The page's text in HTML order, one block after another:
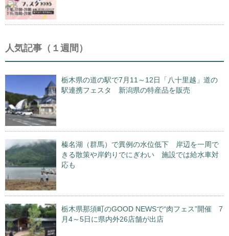
人気記事（１週間）
栃木県の道の駅で7月11～12日「八十里越」道の
駅連携フェスタ 新潟県の特産品を販売
榛名湖（群馬）で異例の水位低下 岸辺を一周で
きる散策や岸釣りでにぎわい 施設では給水車対
応も
栃木県那須町のGOOD NEWSで“肉フェス”開催 7
月4～5日に県内外26店舗が出店